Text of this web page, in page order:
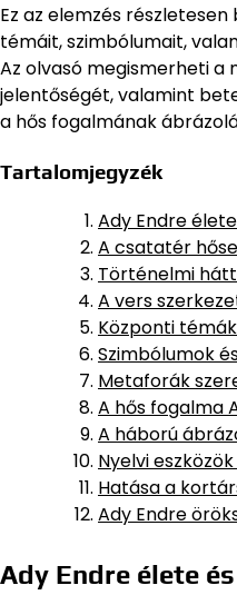
Ez az elemzés
témáit, szimbólumait,
Az olvasó megismerheti
jelentőségét, valamint
a hős fogalmának
Tartalomjegyzék
Ady Endre
A csatatér
Történelmi
A vers
Központi
Szimbólumok
Metaforák
A hős fogalma
A háború
Nyelvi
Hatása a
Ady Endre
Ady Endre élete